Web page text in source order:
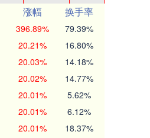
涨幅
换手率
396.89% 79.39%
20.21% 16.80%
20.03% 14.18%
20.02% 14.77%
20.01% 5.62%
20.01% 6.12%
20.01% 18.37%